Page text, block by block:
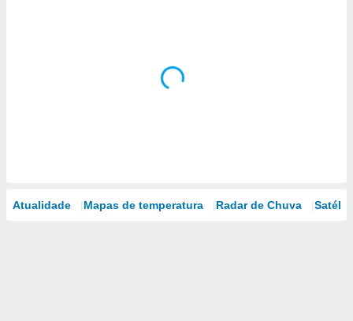
Atualidade Mapas de temperatura Radar de Chuva